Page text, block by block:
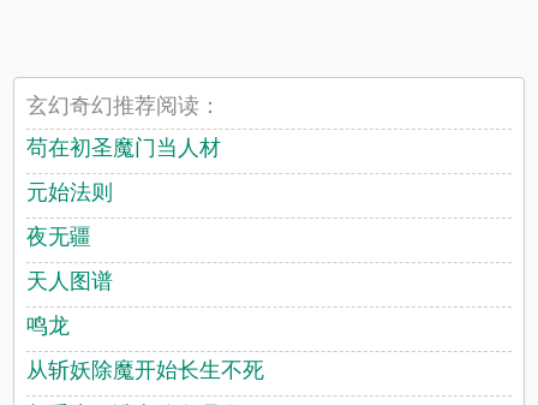
玄幻奇幻推荐阅读：
苟在初圣魔门当人材
元始法则
夜无疆
天人图谱
鸣龙
从斩妖除魔开始长生不死